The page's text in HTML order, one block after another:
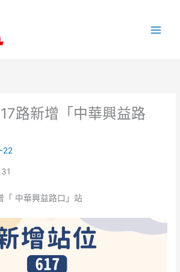
路新增「中華興益路
22
「 中華興益路口」站